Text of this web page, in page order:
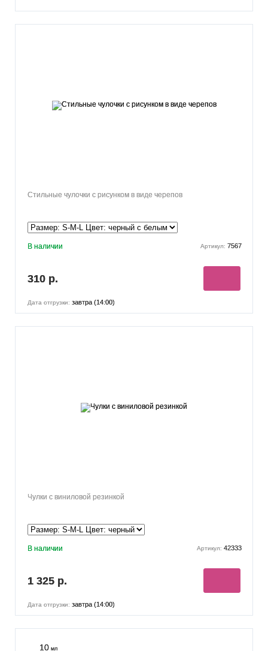
Стильные чулочки с рисунком в виде черепов
В наличии Артикул: 7567
310 р.
Дата отгрузки: завтра (14:00)
Чулки с виниловой резинкой
В наличии Артикул: 42333
1 325 р.
Дата отгрузки: завтра (14:00)
10 мл